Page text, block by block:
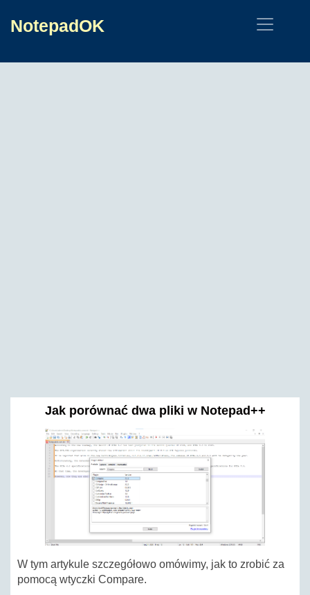
NotepadOK
Jak porównać dwa pliki w Notepad++
W tym artykule szczegółowo omówimy, jak to zrobić za
pomocą wtyczki Compare.